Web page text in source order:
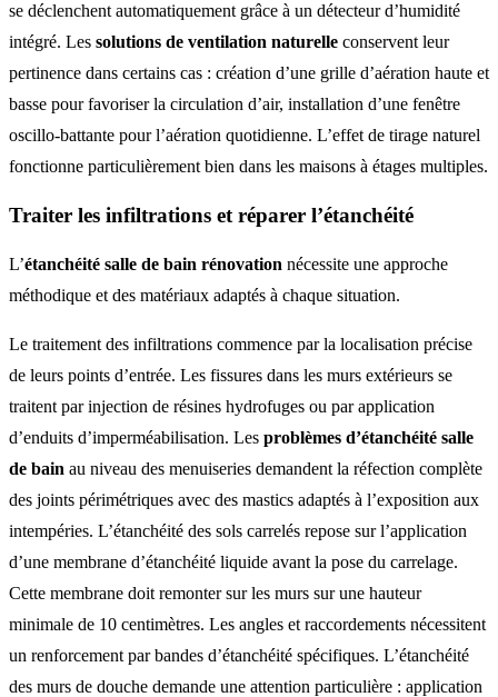
se déclenchent automatiquement grâce à un détecteur d’humidité
intégré. Les solutions de ventilation naturelle conservent leur
pertinence dans certains cas : création d’une grille d’aération haute et
basse pour favoriser la circulation d’air, installation d’une fenêtre
oscillo-battante pour l’aération quotidienne. L’effet de tirage naturel
fonctionne particulièrement bien dans les maisons à étages multiples.
Traiter les infiltrations et réparer l’étanchéité
L’étanchéité salle de bain rénovation nécessite une approche
méthodique et des matériaux adaptés à chaque situation.
Le traitement des infiltrations commence par la localisation précise
de leurs points d’entrée. Les fissures dans les murs extérieurs se
traitent par injection de résines hydrofuges ou par application
d’enduits d’imperméabilisation. Les problèmes d’étanchéité salle
de bain au niveau des menuiseries demandent la réfection complète
des joints périmétriques avec des mastics adaptés à l’exposition aux
intempéries. L’étanchéité des sols carrelés repose sur l’application
d’une membrane d’étanchéité liquide avant la pose du carrelage.
Cette membrane doit remonter sur les murs sur une hauteur
minimale de 10 centimètres. Les angles et raccordements nécessitent
un renforcement par bandes d’étanchéité spécifiques. L’étanchéité
des murs de douche demande une attention particulière : application